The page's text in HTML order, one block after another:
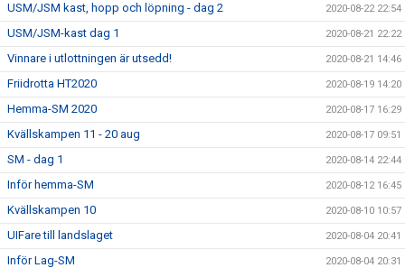
USM/JSM kast, hopp och löpning - dag 2 2020-08-22 22:54
USM/JSM-kast dag 1 2020-08-21 22:22
Vinnare i utlottningen är utsedd! 2020-08-21 14:46
Friidrotta HT2020 2020-08-19 14:20
Hemma-SM 2020 2020-08-17 16:29
Kvällskampen 11 - 20 aug 2020-08-17 09:51
SM - dag 1 2020-08-14 22:44
Inför hemma-SM 2020-08-12 16:45
Kvällskampen 10 2020-08-10 10:57
UIFare till landslaget 2020-08-04 20:41
Inför Lag-SM 2020-08-04 20:31